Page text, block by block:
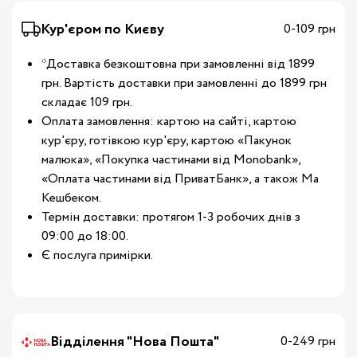
Кур'єром по Києву
0-109 грн
*Доставка безкоштовна при замовленні від 1899
грн. Вартість доставки при замовленні до 1899 грн
складає 109 грн.
Оплата замовлення: картою на сайті, картою
кур'єру, готівкою кур'єру, картою «Пакунок
малюка», «Покупка частинами від Monobank»,
«Оплата частинами від ПриватБанк», а також Ма
Кешбеком.
Термін доставки: протягом 1-3 робочих днів з
09:00 до 18:00.
Є послуга примірки.
Відділення "Нова Пошта"
0-249 грн